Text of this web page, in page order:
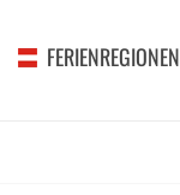
FERIENREGIONEN